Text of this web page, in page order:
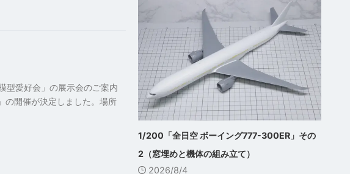
型愛好会」の展示会のご案内
の開催が決定しました。場所
1/200「全日空 ボーイング777-300ER」その
2（窓埋めと機体の組み立て）
2026/8/4